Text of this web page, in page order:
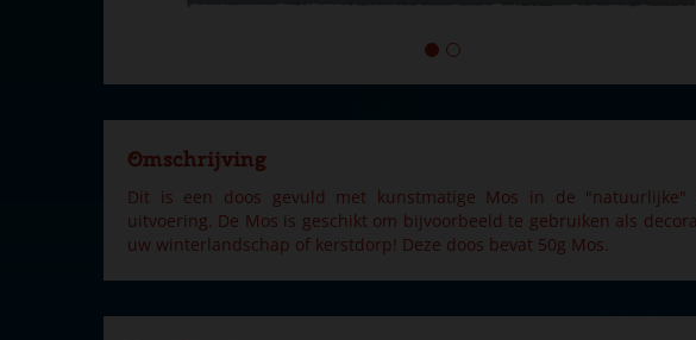
Omschrijving
Dit is een doos gevuld met kunstmatige Mos in de "natuurlijke"
uitvoering. De Mos is geschikt om bijvoorbeeld te gebruiken als
uw winterlandschap of kerstdorp! Deze doos bevat 50g Mos.